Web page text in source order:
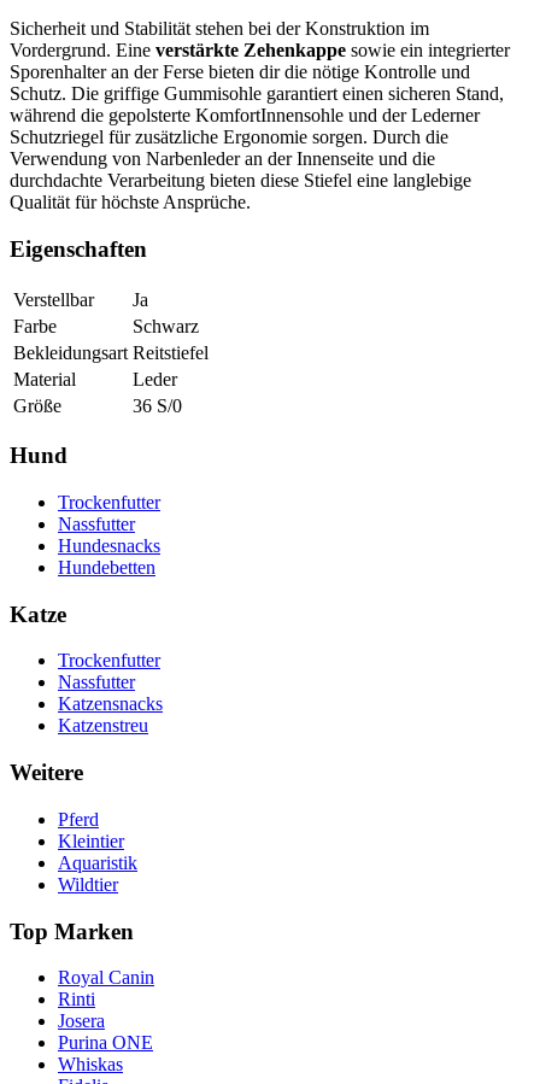
Sicherheit und Stabilität stehen bei der Konstruktion im
Vordergrund. Eine verstärkte Zehenkappe sowie ein integrierter
Sporenhalter an der Ferse bieten dir die nötige Kontrolle und
Schutz. Die griffige Gummisohle garantiert einen sicheren Stand,
während die gepolsterte KomfortInnensohle und der Lederner
Schutzriegel für zusätzliche Ergonomie sorgen. Durch die
Verwendung von Narbenleder an der Innenseite und die
durchdachte Verarbeitung bieten diese Stiefel eine langlebige
Qualität für höchste Ansprüche.
Eigenschaften
Verstellbar
Ja
Farbe
Schwarz
Bekleidungsart Reitstiefel
Material
Leder
Größe
36 S/0
Hund
Trockenfutter
Nassfutter
Hundesnacks
Hundebetten
Katze
Trockenfutter
Nassfutter
Katzensnacks
Katzenstreu
Weitere
Pferd
Kleintier
Aquaristik
Wildtier
Top Marken
Royal Canin
Rinti
Josera
Purina ONE
Whiskas